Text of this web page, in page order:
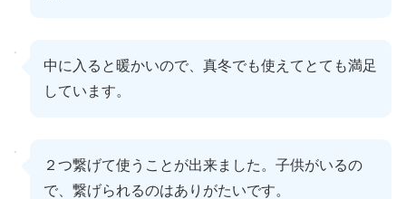
中に入ると暖かいので、真冬でも使えてとても満足
しています。
２つ繋げて使うことが出来ました。子供がいるの
で、繋げられるのはありがたいです。